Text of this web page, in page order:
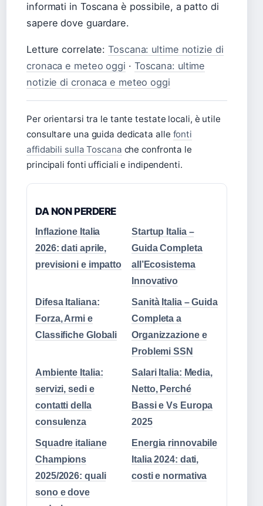
informati in Toscana è possibile, a patto di
sapere dove guardare.
Letture correlate:Toscana: ultime notizie di
cronaca e meteo oggi · Toscana: ultime
notizie di cronaca e meteo oggi
Per orientarsi tra le tante testate locali, è utile
consultare una guida dedicata alle fonti
affidabili sulla Toscana che confronta le
principali fonti ufficiali e indipendenti.
DA NON PERDERE
Inflazione Italia
2026: dati aprile,
previsioni e impatto
Startup Italia –
Guida Completa
all’Ecosistema
Innovativo
Difesa Italiana:
Forza, Armi e
Classifiche Globali
Sanità Italia – Guida
Completa a
Organizzazione e
Problemi SSN
Ambiente Italia:
servizi, sedi e
contatti della
consulenza
Salari Italia: Media,
Netto, Perché
Bassi e Vs Europa
2025
Squadre italiane
Champions
2025/2026: quali
sono e dove
Energia rinnovabile
Italia 2024: dati,
costi e normativa